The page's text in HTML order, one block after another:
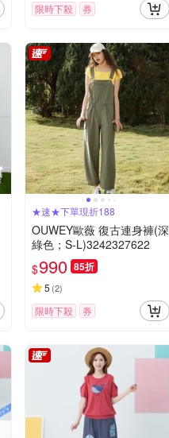
限時下殺 券
★速★下單現折188
OUWEY歐薇 復古連身褲(深
綠色；S-L)3242327622
$990 85折
5 (2)
限時下殺 券